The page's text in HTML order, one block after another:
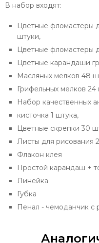
В набор входят:
Цветные фломастеры
штуки,
Цветные фломастеры
Цветные карандаши
Масляных мелков 48
Грифельных мелков 24
Набор качественных
кисточка 1 штука,
Цветные скрепки 30
Листы для рисования
Флакон клея
Простой карандаш +
Линейка
Губка
Пенал - чемоданчик с